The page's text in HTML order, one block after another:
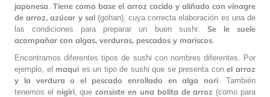
japonesa .Tiene como base el arroz cocido y aliñado con vinagre
de arroz, azúcar y sal(gohan), cuya correcta elaboración es una de
las condiciones para preparar un buen sushi. Se le suele
acompañar con algas, verduras, pescados y mariscos
Encontramos diferentes tipos de sushi con nombres diferentes. Por
ejemplo, el maqui es un tipo de sushi que se presenta conel arroz
y la verdura o el pescado enrollado en alga nori . También
tenemos el nigiri, queconsiste en una bolita de arroz (como para